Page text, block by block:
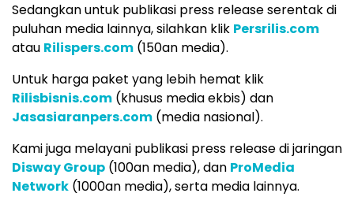
Sedangkan untuk publikasi press release serentak di
puluhan media lainnya, silahkan klik Persrilis.com
atau Rilispers.com (150an media).
Untuk harga paket yang lebih hemat klik
Rilisbisnis.com (khusus media ekbis) dan
Jasasiaranpers.com (media nasional).
Kami juga melayani publikasi press release di jaringan
Disway Group (100an media), dan ProMedia
Network (1000an media), serta media lainnya.